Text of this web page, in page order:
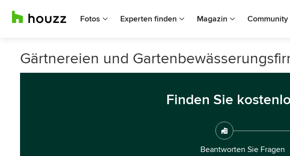
Fotos Experten finden Magazin Community
Gärtnereien und
Finden Sie
Beantworten Sie Fragen